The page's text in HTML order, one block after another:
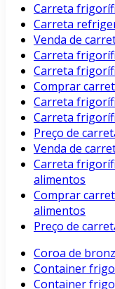
Carreta
Carreta
Venda de
Carreta
Carreta
Comprar
Carreta
Carreta
Preço de
Venda de
Carreta
alimentos
Comprar
alimentos
Preço de
Coroa de
Container
Container